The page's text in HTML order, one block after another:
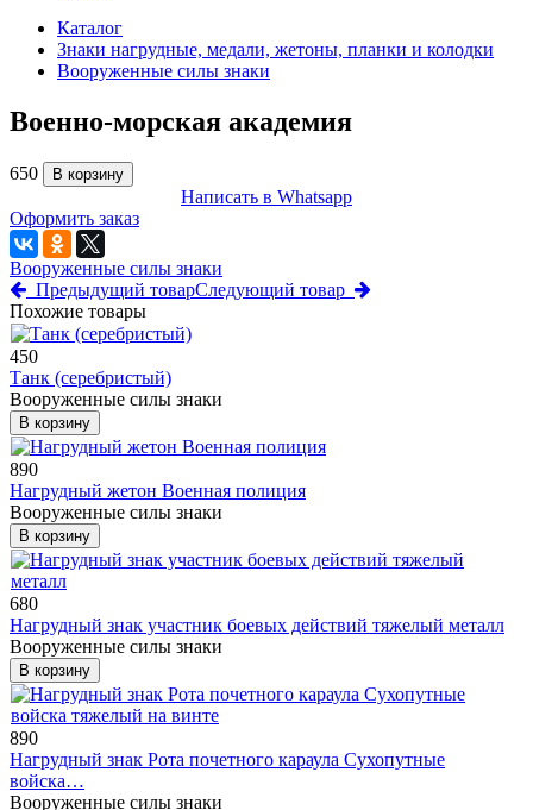
Каталог
Знаки нагрудные, медали, жетоны, планки и колодки
Вооруженные силы знаки
Военно-морская академия
650 В корзину
Написать в Whatsapp
Оформить заказ
Вооруженные силы знаки
Предыдущий товарСледующий товар
Похожие товары
450
Танк (серебристый)
Вооруженные силы знаки
В корзину
890
Нагрудный жетон Военная полиция
Вооруженные силы знаки
В корзину
680
Нагрудный знак участник боевых действий тяжелый металл
Вооруженные силы знаки
В корзину
890
Нагрудный знак Рота почетного караула Сухопутные
войска…
Вооруженные силы знаки